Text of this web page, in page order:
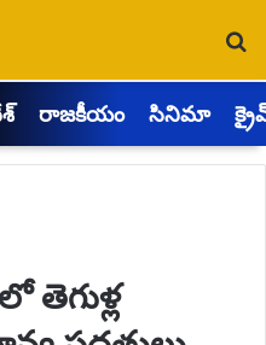
రాజకీయం సినిమా
తెగుళ్ల